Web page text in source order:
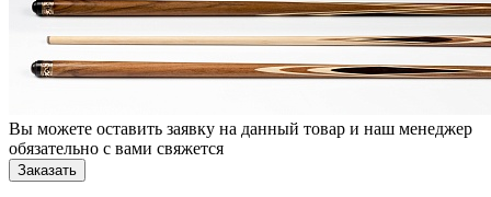
Вы можете оставить заявку на данный товар и наш менеджер
обязательно с вами свяжется
Заказать